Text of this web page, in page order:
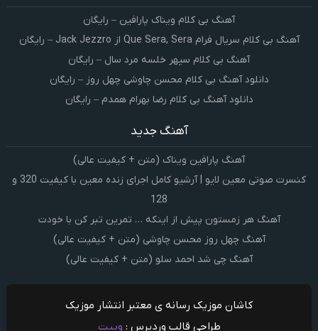
آهنگ بی کلام ویناک پارافین – رایگان
آهنگ بی کلام سریال فرام Que Sera, Sera از Jack Jezzro – رایگان
آهنگ بی کلام سپهر خلسه مرد سال – رایگان
دانلود آهنگ بی کلام محسن چاوشی چهل روز – رایگان
دانلود آهنگ بی کلام رضا بهرام همدم – رایگان
آهنگ جدید
آهنگ پارافین ویناک (متن + کیفیت عالی)
کنسرت صوتی معین لایو | آرشیو کامل اجرای زنده معین با کیفیت 320 و
128
آهنگ هر زمستون پیش از اینکه … تمرین تبر کن با خودت
آهنگ چهل روز محسن چاوشی (متن + کیفیت عالی)
آهنگ چی شد احمد سلو (متن + کیفیت عالی)
کاشان موزیک رسانه ی معتبر انتشار موزیک
طراحی قالب وردپرس : وبیت